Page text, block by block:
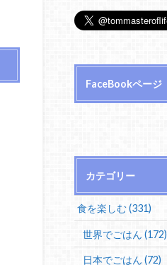
FaceBookページ
カテゴリー
食を楽しむ (331)
世界でごはん (172)
日本でごはん (72)